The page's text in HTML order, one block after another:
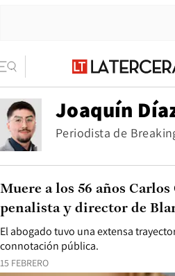
Joaquín
Periodista de
15 FEBRERO
El abogado tuvo una extensa
connotación pública.
Muere a los 56 años
penalista y director de